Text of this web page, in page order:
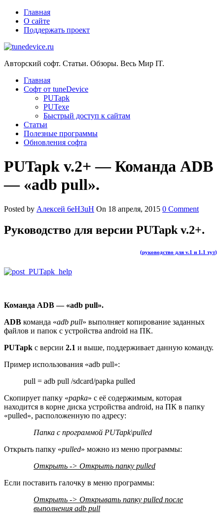
Главная
О сайте
Поддержать проект
Авторский софт. Статьи. Обзоры. Весь Мир IT.
Главная
Софт от tuneDevice
PUTapk
PUTexe
Быстрый доступ к сайтам
Cтатьи
Полезные программы
Обновления софта
PUTapk v.2+ — Команда ADB
— «adb pull».
Posted by Алексей 6eH3uH On 18 апреля, 2015 0 Comment
Руководство для версии PUTapk v.2+.
(руководство для v.1 и 1.1 тут)
Команда ADB — «adb pull».
ADB команда «adb pull» выполняет копирование заданных
файлов и папок с устройства android на ПК.
PUTapk с версии 2.1 и выше, поддерживает данную команду.
Пример использования «adb pull»:
pull = adb pull /sdcard/papka pulled
Скопирует папку «papka» с её содержимым, которая
находится в корне диска устройства android, на ПК в папку
«pulled», расположенную по адресу:
Папка с программой PUTapk\pulled
Открыть папку «pulled» можно из меню программы:
Открыть -> Открыть папку pulled
Если поставить галочку в меню программы:
Открыть -> Открывать папку pulled после
выполнения adb pull